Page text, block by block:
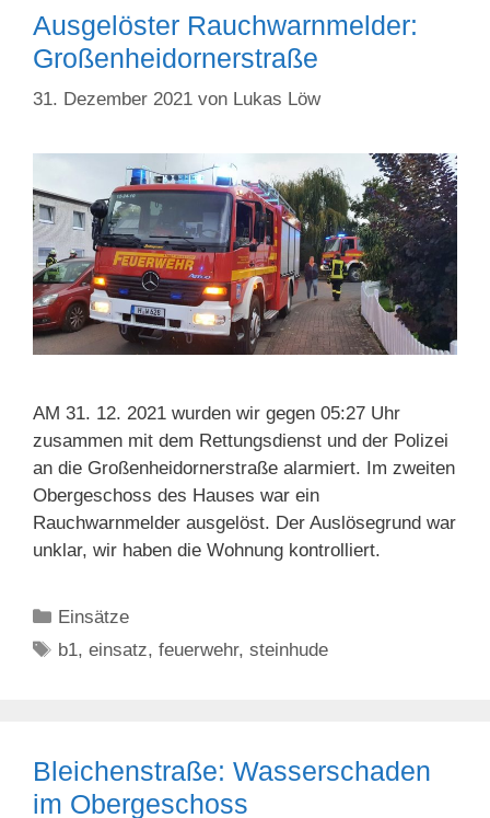
Ausgelöster Rauchwarnmelder:
Großenheidornerstraße
31. Dezember 2021 von Lukas Löw
AM 31. 12. 2021 wurden wir gegen 05:27 Uhr
zusammen mit dem Rettungsdienst und der Polizei
an die Großenheidornerstraße alarmiert. Im zweiten
Obergeschoss des Hauses war ein
Rauchwarnmelder ausgelöst. Der Auslösegrund war
unklar, wir haben die Wohnung kontrolliert.
Kategorien
Einsätze
Schlagwörter
b1,einsatz,feuerwehr,steinhude
Bleichenstraße: Wasserschaden
im Obergeschoss